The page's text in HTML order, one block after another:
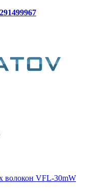
волокон VFL-30mW